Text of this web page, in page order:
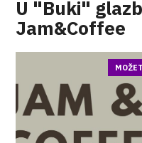
U "Buki"
Jam&Coffee